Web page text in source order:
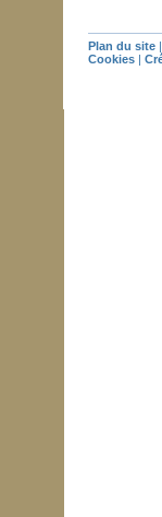
Plan du site
Cookies |